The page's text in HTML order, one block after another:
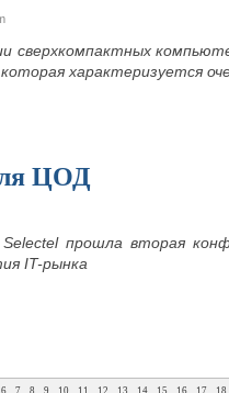
сверхкомпактных
характеризуется
ЦОД
прошла вторая
IT-рынка
6 7 8 9 10 11 12 13 14 15 16 17 18